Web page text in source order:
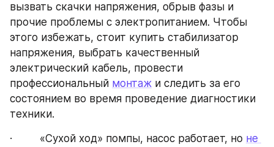
вызвать скачки напряжения, обрыв фазы и
прочие проблемы с электропитанием. Чтобы
этого избежать, стоит купить стабилизатор
напряжения, выбрать качественный
электрический кабель, провести
профессиональный монтаж и следить за его
состоянием во время проведение диагностики
техники.
·         «Сухой ход» помпы, насос работает, но не